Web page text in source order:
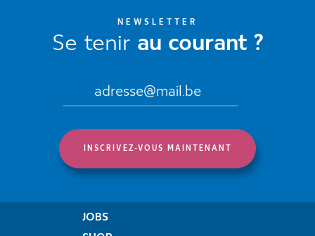
NEWSLETTER
Se tenir au courant ?
JOBS